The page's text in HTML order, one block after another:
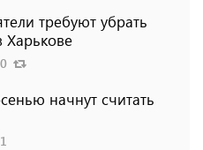
требуют убрать
Харькове
начнут считать